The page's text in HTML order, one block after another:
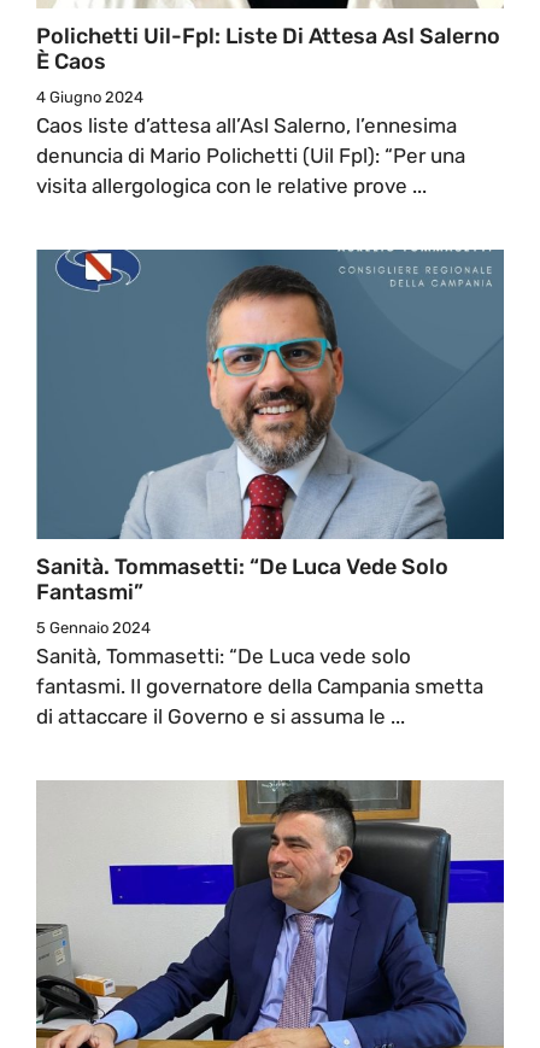
Polichetti Uil-Fpl: Liste Di Attesa Asl Salerno
È Caos
4 Giugno 2024
Caos liste d’attesa all’Asl Salerno, l’ennesima
denuncia di Mario Polichetti (Uil Fpl): “Per una
visita allergologica con le relative prove ...
Sanità. Tommasetti: “De Luca Vede Solo
Fantasmi”
5 Gennaio 2024
Sanità, Tommasetti: “De Luca vede solo
fantasmi. Il governatore della Campania smetta
di attaccare il Governo e si assuma le ...